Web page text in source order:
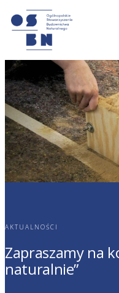
AKTUALNOŚCI
Zapraszamy na
naturalnie”